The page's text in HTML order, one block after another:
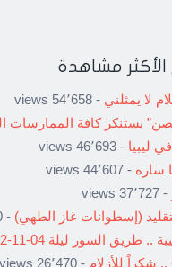
الأكثر مشاهدة
لا يمثلني - 54٬658 views
يستنكر كافة الممارسات
ليبيا - 46٬693 views
ساره - 44٬607 views
- 37٬727 views
(إسطوانات غاز الطهي) - 37٬200 views
.. طريق السور ليلة 04-11-2012
- 26٬470 views